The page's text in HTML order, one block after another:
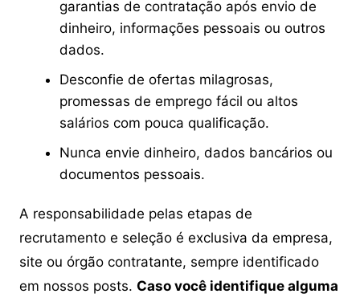
garantias de contratação após envio de
dinheiro, informações pessoais ou outros
dados.
Desconfie de ofertas milagrosas,
promessas de emprego fácil ou altos
salários com pouca qualificação.
Nunca envie dinheiro, dados bancários ou
documentos pessoais.
A responsabilidade pelas etapas de
recrutamento e seleção é exclusiva da empresa,
site ou órgão contratante, sempre identificado
em nossos posts. Caso você identifique alguma